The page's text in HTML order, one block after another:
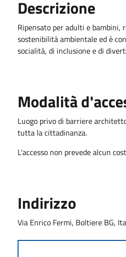
Descrizione
Ripensato per adulti e
sostenibilità ambientale ed è
socialità, di inclusione e di
Modalità
Luogo privo di barriere
tutta la cittadinanza.
L'accesso non prevede alcun
Indirizzo
Via Enrico Fermi, Boltiere BG,